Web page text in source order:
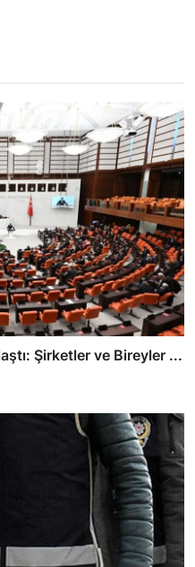
Şirketler ve Bireyler ...